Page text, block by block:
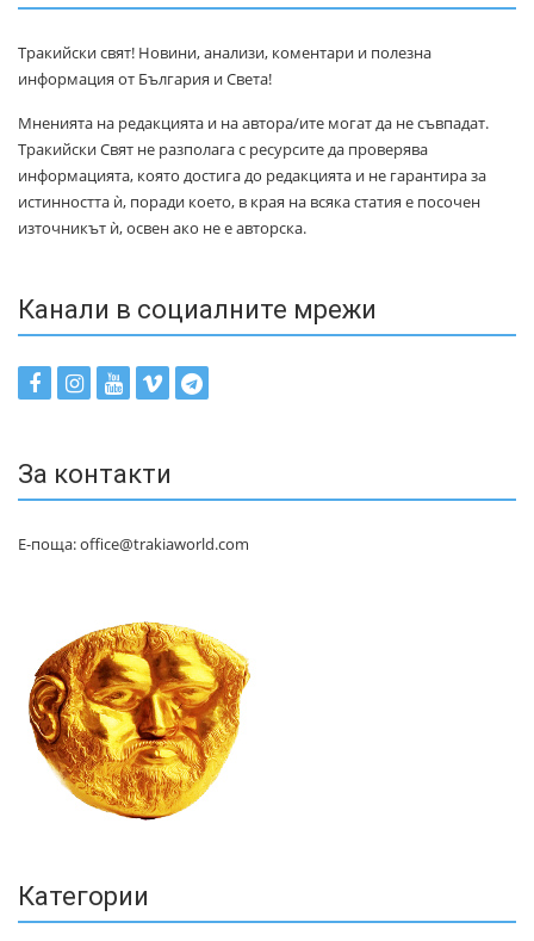
Тракийски свят! Новини, анализи, коментари и полезна
информация от България и Света!
Мненията на редакцията и на автора/ите могат да не съвпадат.
Тракийски Свят не разполага с ресурсите да проверява
информацията, която достига до редакцията и не гарантира за
истинността ѝ, поради което, в края на всяка статия е посочен
източникът ѝ, освен ако не е авторска.
Канали в социалните мрежи
За контакти
Е-поща: office@trakiaworld.com
Категории